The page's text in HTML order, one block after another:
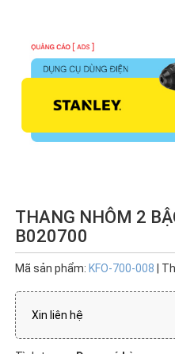
THANG NHÔM 2
B020700
Mã sản phẩm:KFO-700-008 |
Xin liên hệ